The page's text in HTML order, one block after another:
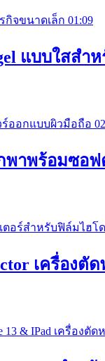
01:09
แบบใสสำ
พาพร้อมซอ
เครื่อง